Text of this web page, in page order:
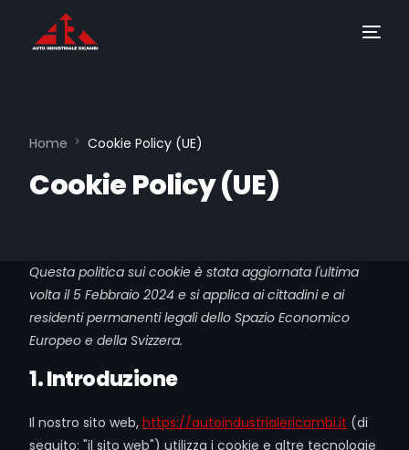
Home Cookie Policy (UE)
Cookie Policy (UE)
Questa politica sui cookie è stata aggiornata l'ultima
volta il 5 Febbraio 2024 e si applica ai cittadini e ai
residenti permanenti legali dello Spazio Economico
Europeo e della Svizzera.
1. Introduzione
Il nostro sito web,https://autoindustrialericambi.it (di
seguito: "il sito web") utilizza i cookie e altre tecnologie